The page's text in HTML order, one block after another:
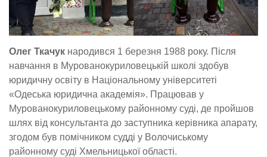
Олег Ткачук народився 1 березня 1988 року. Після
навчання в Мурованокуриловецькій школі здобув
юридичну освіту в Національному університеті
«Одеська юридична академія». Працював у
Мурованокуриловецькому районному суді, де пройшов
шлях від консультанта до заступника керівника апарату,
згодом був помічником судді у Волочиському
районному суді Хмельницької області.